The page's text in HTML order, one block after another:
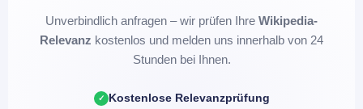
Unverbindlich anfragen – wir prüfen Ihre Wikipedia-
Relevanz kostenlos und melden uns innerhalb von 24
Stunden bei Ihnen.
✓ Kostenlose Relevanzprüfung